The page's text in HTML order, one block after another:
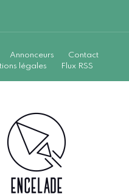
Annonceurs
Contact
légales Flux RSS